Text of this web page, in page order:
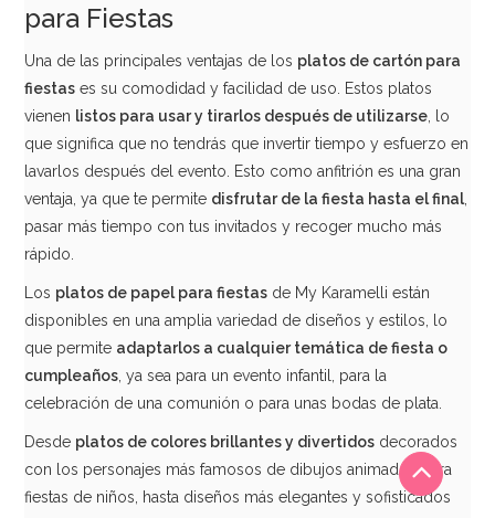
para Fiestas
Una de las principales ventajas de los platos de cartón para
fiestas es su comodidad y facilidad de uso. Estos platos
vienen listos para usar y tirarlos después de utilizarse , lo
que significa que no tendrás que invertir tiempo y esfuerzo en
lavarlos después del evento. Esto como anfitrión es una gran
ventaja, ya que te permite disfrutar de la fiesta hasta el final
pasar más tiempo con tus invitados y recoger mucho más
rápido.
Los platos de papel para fiestas de My Karamelli están
disponibles en una amplia variedad de diseños y estilos, lo
que permite adaptarlos a cualquier temática de fiesta o
cumpleaños , ya sea para un evento infantil, para la
celebración de una comunión o para unas bodas de plata.
Desde platos de colores brillantes y divertidos decorados
con los personajes más famosos de dibujos animados para
fiestas de niños, hasta diseños más elegantes y sofisticados